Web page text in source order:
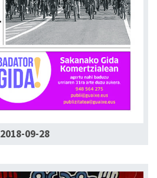
2018-09-28